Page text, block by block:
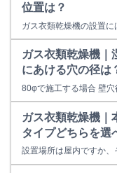
位置は？
ガス衣類乾燥機｜
にあける穴の径は
ガス衣類乾燥機｜
タイプどちらを選